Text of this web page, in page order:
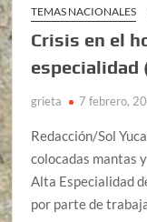
TEMAS NACIONALES
Crisis en el
especialidad
grieta 7 febrero,
Redacción/Sol
colocadas mantas
Alta Especialidad
por parte de